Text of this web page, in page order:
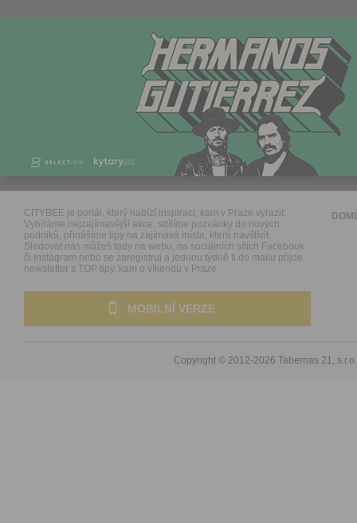
CITYBEE je portál, který nabízí inspiraci, kam v Praze vyrazit.
Vybíráme nejzajímavější akce, sdílíme pozvánky do nových
podniků, přinášíme tipy na zajímavá místa, která navštívit.
Sledovat nás můžeš tady na webu, na sociálních sítích Facebook
či Instagram nebo se zaregistruj a jednou týdně ti do mailu přijde
newsletter s TOP tipy, kam o víkendu v Praze.
MOBILNÍ VERZE
Copyright © 2012-2026 Tabernas 21, s.r.o.